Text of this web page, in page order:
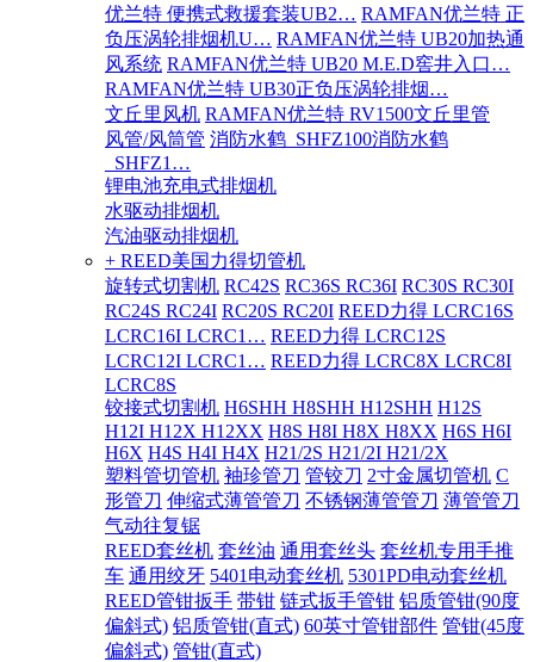
优兰特 便携式救援套装UB2… RAMFAN优兰特 正
负压涡轮排烟机U… RAMFAN优兰特 UB20加热通
风系统 RAMFAN优兰特 UB20 M.E.D窖井入口…
RAMFAN优兰特 UB30正负压涡轮排烟…
文丘里风机 RAMFAN优兰特 RV1500文丘里管
风管/风筒管 消防水鹤_SHFZ100消防水鹤
_SHFZ1…
锂电池充电式排烟机
水驱动排烟机
汽油驱动排烟机
+ REED美国力得切管机
旋转式切割机 RC42S RC36S RC36I RC30S RC30I
RC24S RC24I RC20S RC20I REED力得 LCRC16S
LCRC16I LCRC1… REED力得 LCRC12S
LCRC12I LCRC1… REED力得 LCRC8X LCRC8I
LCRC8S
铰接式切割机 H6SHH H8SHH H12SHH H12S
H12I H12X H12XX H8S H8I H8X H8XX H6S H6I
H6X H4S H4I H4X H21/2S H21/2I H21/2X
塑料管切管机 袖珍管刀 管铰刀 2寸金属切管机 C
形管刀 伸缩式薄管管刀 不锈钢薄管管刀 薄管管刀
气动往复锯
REED套丝机 套丝油 通用套丝头 套丝机专用手推
车 通用绞牙 5401电动套丝机 5301PD电动套丝机
REED管钳扳手 带钳 链式扳手管钳 铝质管钳(90度
偏斜式) 铝质管钳(直式) 60英寸管钳部件 管钳(45度
偏斜式) 管钳(直式)